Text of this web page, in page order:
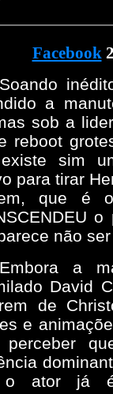
Facebook
Soando
a
sob a
reboot
sim
para tirar
que é
não
Embora a
David
de
e
perceber
ator já é